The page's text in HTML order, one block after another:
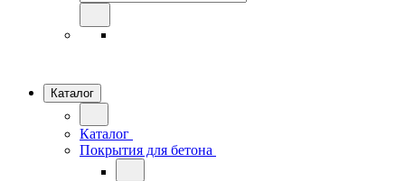
Каталог
Каталог
Покрытия для бетона